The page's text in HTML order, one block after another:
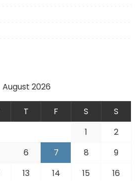
August 2026
T F S
S
1
2
6 7 8
9
13 14 15
16